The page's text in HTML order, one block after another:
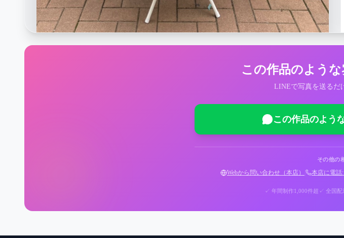
この作品のよう
LINEで写真を送るだ
この作品のよう
その他の
Webから問い合わせ（本店） 本店に電話:
✓ 年間制作1,000件超 ✓ 全国配